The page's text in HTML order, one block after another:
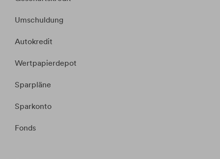
Umschuldung
Autokredit
Wertpapierdepot
Sparpläne
Sparkonto
Fonds